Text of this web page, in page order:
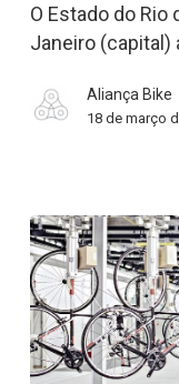
setor
de
no
O Estado do Rio
Janeiro (capital)
Aliança Bike
18 de março